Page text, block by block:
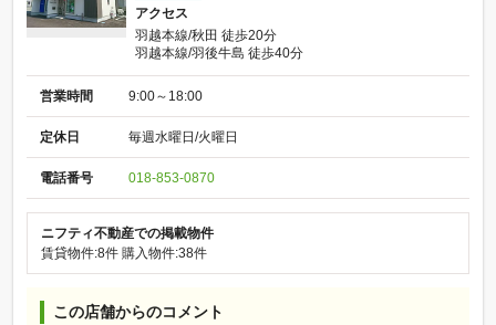
アクセス
羽越本線/秋田 徒歩20分
羽越本線/羽後牛島 徒歩40分
営業時間 9:00～18:00
定休日 毎週水曜日/火曜日
電話番号 018-853-0870
ニフティ不動産での掲載物件
賃貸物件:8件 購入物件:38件
この店舗からのコメント